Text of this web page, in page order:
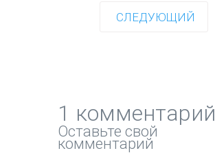
СЛЕДУЮЩИЙ
1 комментарий
Оставьте свой
комментарий